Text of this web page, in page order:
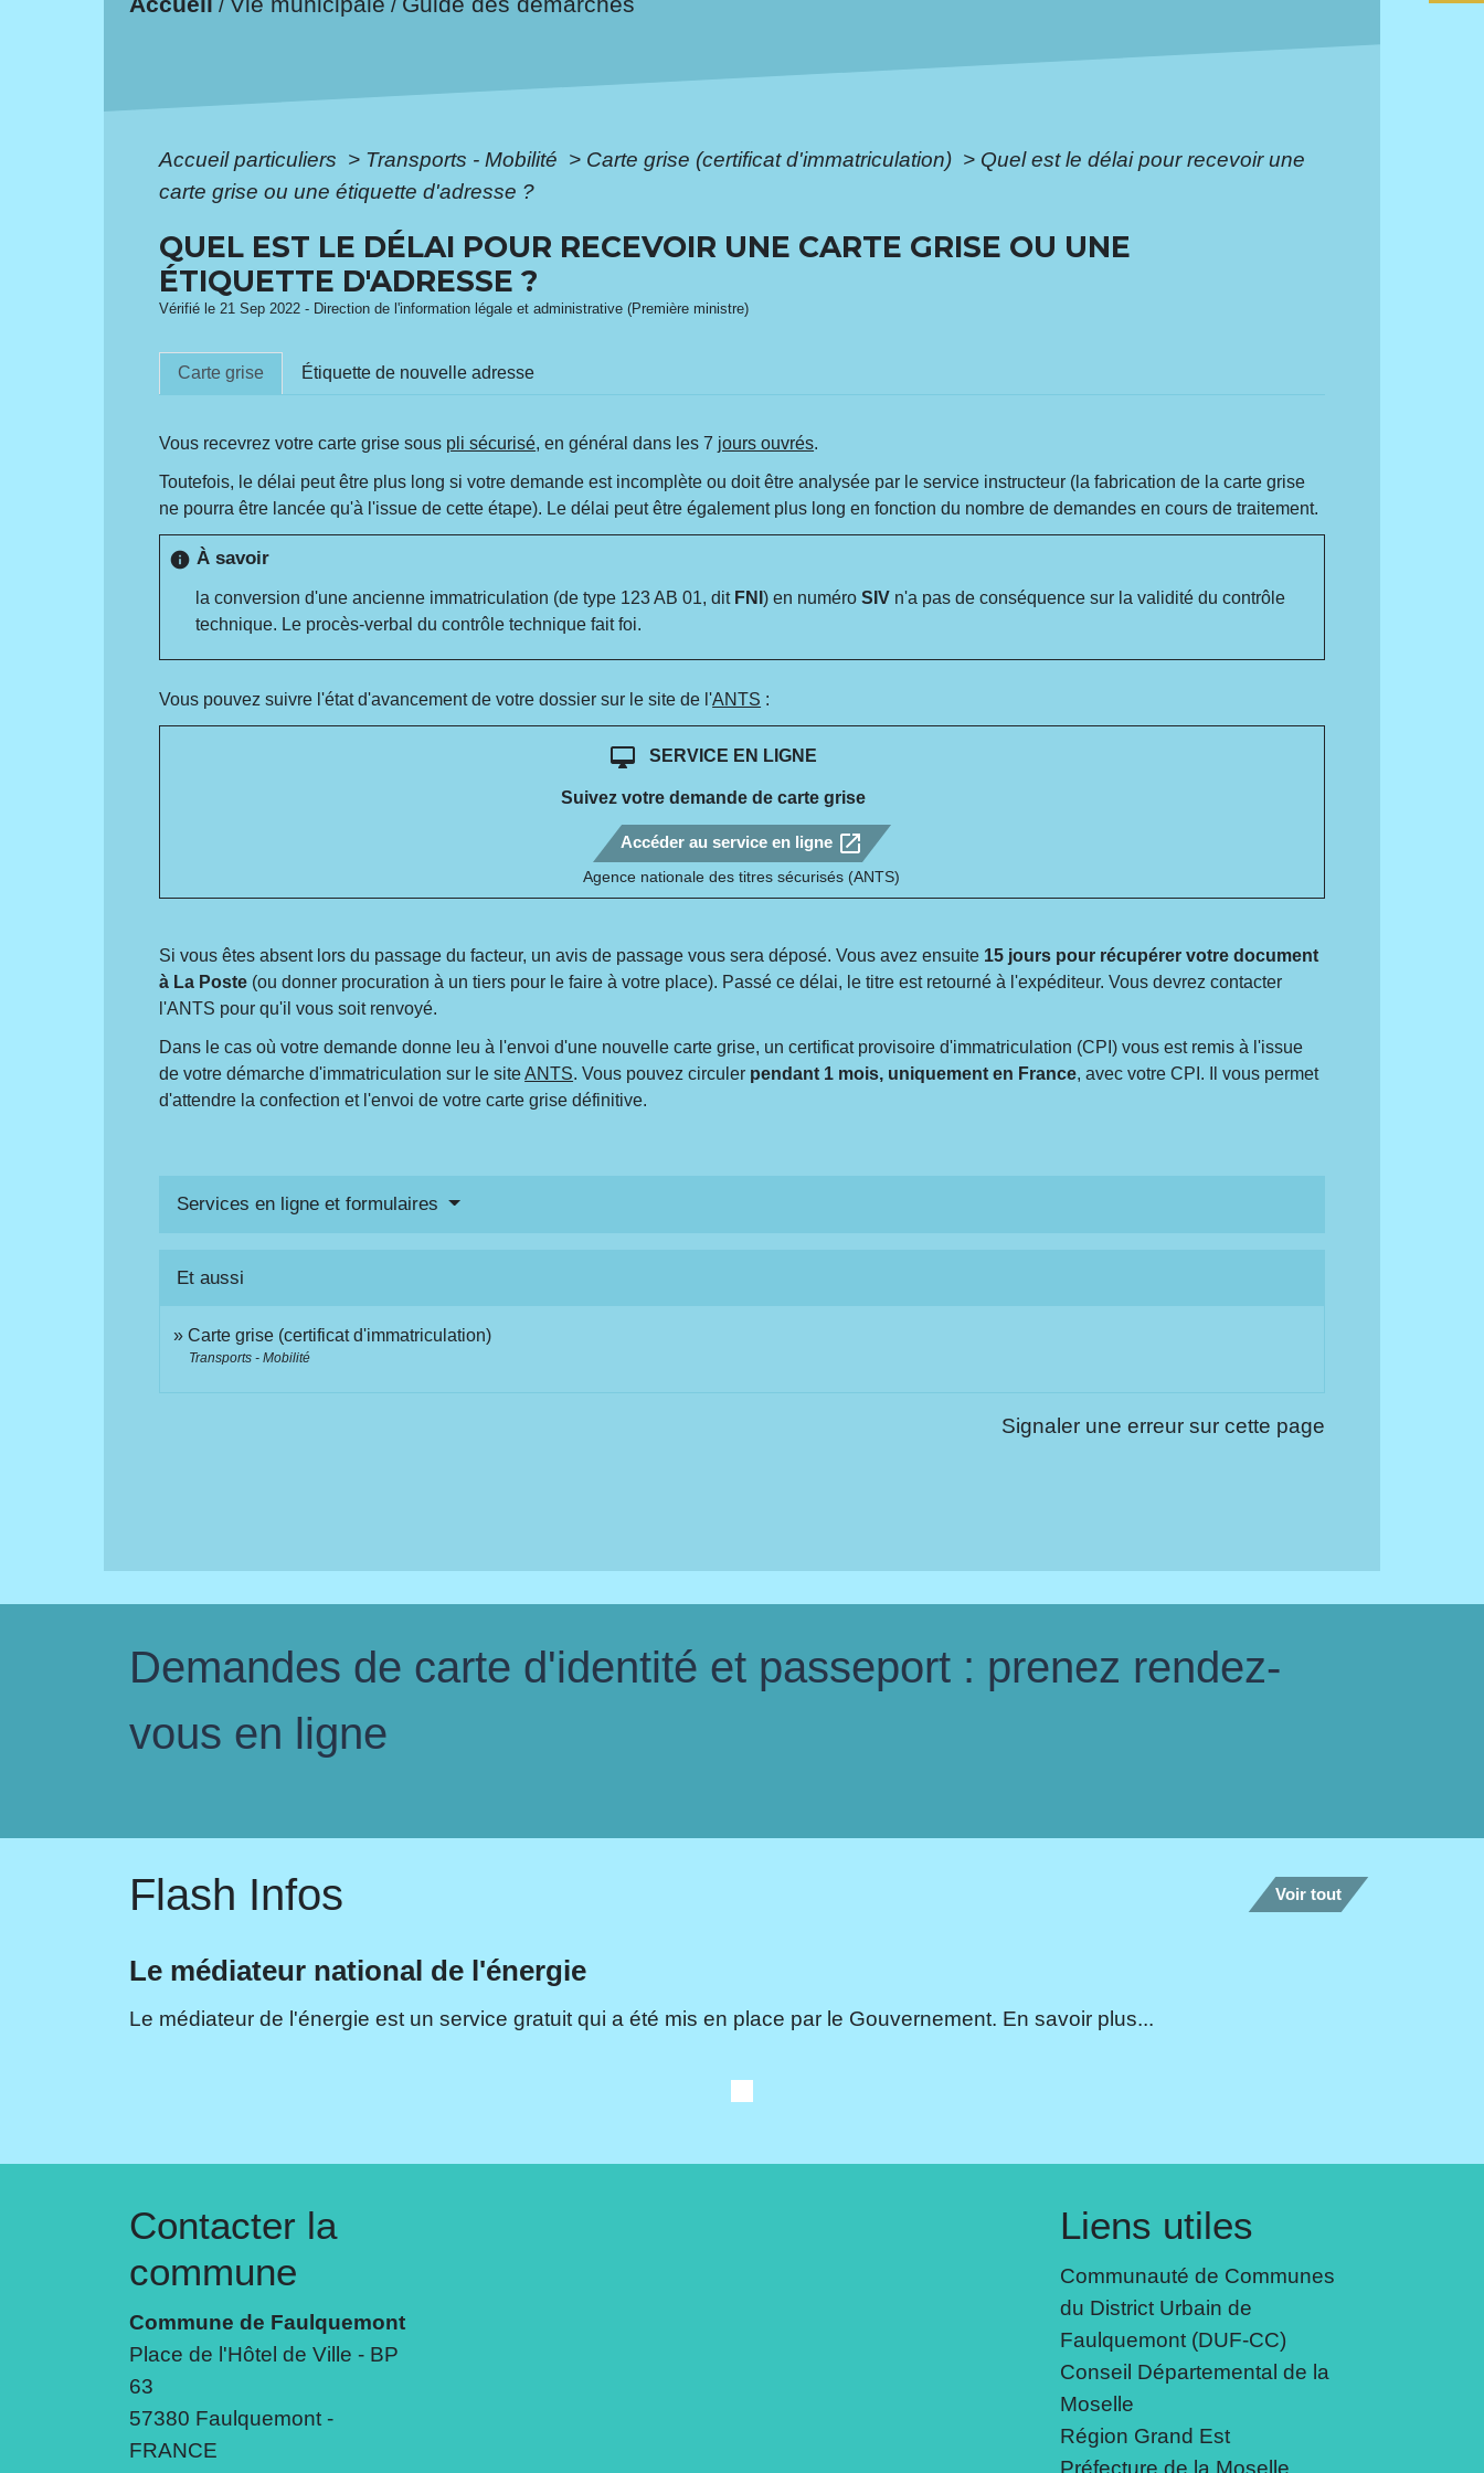
/ /
Accueil particuliers > Transports - Mobilité > Carte grise (certificat d'immatriculation) > Quel est le délai pour recevoir une
carte grise ou une étiquette d'adresse ?
QUEL EST LE DÉLAI POUR RECEVOIR UNE CARTE GRISE OU UNE
ÉTIQUETTE D'ADRESSE ?
Vérifié le 21 Sep 2022 - Direction de l'information légale et administrative (Première ministre)
Carte grise Étiquette de nouvelle adresse
Vous recevrez votre carte grise sous pli sécurisé, en général dans les 7 jours ouvrés.
Toutefois, le délai peut être plus long si votre demande est incomplète ou doit être analysée par le service instructeur (la fabrication de la carte grise
ne pourra être lancée qu'à l'issue de cette étape). Le délai peut être également plus long en fonction du nombre de demandes en cours de traitement.
info À savoir
la conversion d'une ancienne immatriculation (de type 123 AB 01, dit FNI) en numéroSIV n'a pas de conséquence sur la validité du contrôle
technique. Le procès-verbal du contrôle technique fait foi.
Vous pouvez suivre l'état d'avancement de votre dossier sur le site de l'ANTS :
desktop_mac SERVICE EN LIGNE
Suivez votre demande de carte grise
Accéder au service en ligne open_in_new
Agence nationale des titres sécurisés (ANTS)
Si vous êtes absent lors du passage du facteur, un avis de passage vous sera déposé. Vous avez ensuite 15 jours pour récupérer votre document
à La Poste (ou donner procuration à un tiers pour le faire à votre place). Passé ce délai, le titre est retourné à l'expéditeur. Vous devrez contacter
l'ANTS pour qu'il vous soit renvoyé.
Dans le cas où votre demande donne leu à l'envoi d'une nouvelle carte grise, un certificat provisoire d'immatriculation (CPI) vous est remis à l'issue
de votre démarche d'immatriculation sur le siteANTS. Vous pouvez circuler pendant 1 mois, uniquement en France, avec votre CPI. Il vous permet
d'attendre la confection et l'envoi de votre carte grise définitive.
Services en ligne et formulaires
Et aussi
Carte grise (certificat d'immatriculation)
Transports - Mobilité
Signaler une erreur sur cette page
Demandes de carte d'identité et passeport : prenez rendez-
vous en ligne
Flash Infos Voir tout
Le médiateur national de l'énergie
Le médiateur de l'énergie est un service gratuit qui a été mis en place par le Gouvernement. En savoir plus...
Contacter la
commune
Commune de Faulquemont
Place de l'Hôtel de Ville - BP
63
57380 Faulquemont -
FRANCE
Liens utiles
Communauté de Communes
du District Urbain de
Faulquemont (DUF-CC)
Conseil Départemental de la
Moselle
Région Grand Est
Préfecture de la Moselle